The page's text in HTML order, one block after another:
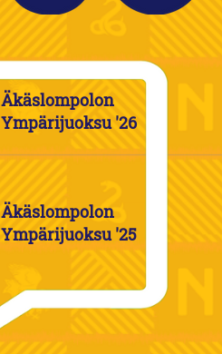
Äkäslompolon
Ympärijuoksu '26
Äkäslompolon
Ympärijuoksu '25